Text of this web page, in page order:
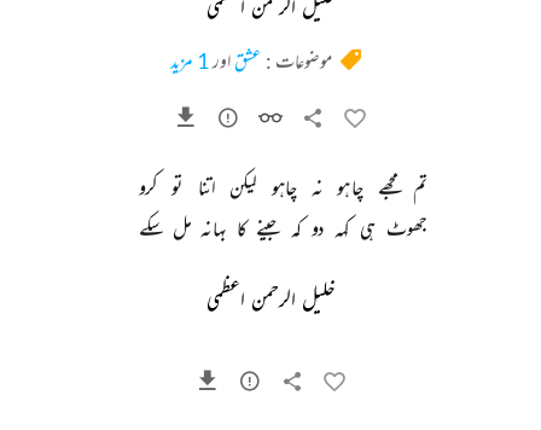
خلیل الرحمن اعظمی
موضوعات : عشقاور1 مزید
تم مجھے چاہو نہ چاہو لیکن اتنا تو کرو
جھوٹ ہی کہہ دو کہ جینے کا بہانہ مل سکے
خلیل الرحمن اعظمی